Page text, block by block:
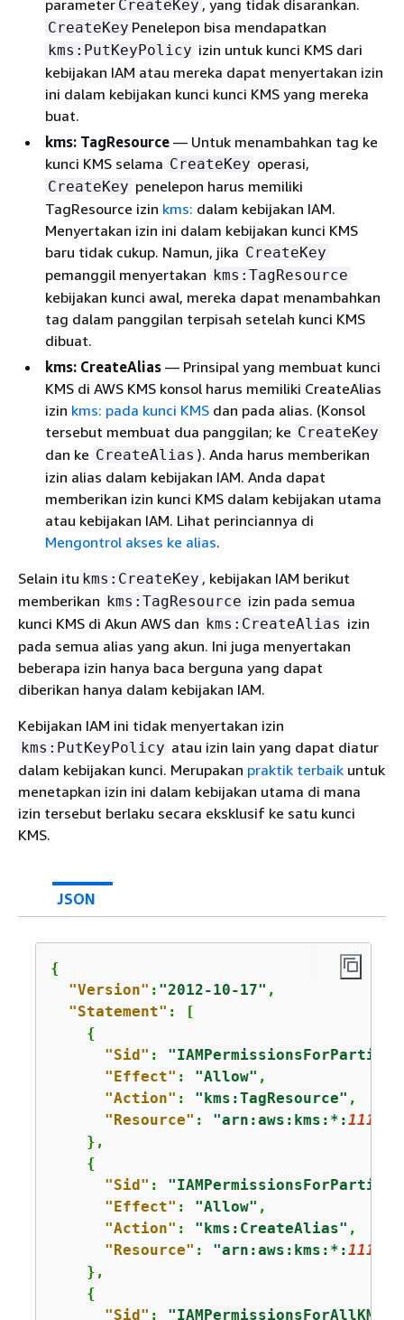
parameter CreateKey , yang tidak disarankan.
CreateKey Penelepon bisa mendapatkan
kms:PutKeyPolicy izin untuk kunci KMS dari
kebijakan IAM atau mereka dapat menyertakan izin
ini dalam kebijakan kunci kunci KMS yang mereka
buat.
kms: TagResource — Untuk menambahkan tag ke
kunci KMS selama CreateKey operasi,
CreateKey penelepon harus memiliki
TagResource izin kms: dalam kebijakan IAM.
Menyertakan izin ini dalam kebijakan kunci KMS
baru tidak cukup. Namun, jika CreateKey
pemanggil menyertakan kms:TagResource
kebijakan kunci awal, mereka dapat menambahkan
tag dalam panggilan terpisah setelah kunci KMS
dibuat.
kms: CreateAlias — Prinsipal yang membuat kunci
KMS di AWS KMS konsol harus memiliki CreateAlias
izin kms: pada kunci KMS dan pada alias. (Konsol
tersebut membuat dua panggilan; ke CreateKey
dan ke CreateAlias ). Anda harus memberikan
izin alias dalam kebijakan IAM. Anda dapat
memberikan izin kunci KMS dalam kebijakan utama
atau kebijakan IAM. Lihat perinciannya di
Mengontrol akses ke alias.
Selain itu kms:CreateKey , kebijakan IAM berikut
memberikan kms:TagResource izin pada semua
kunci KMS di Akun AWS dan kms:CreateAlias izin
pada semua alias yang akun. Ini juga menyertakan
beberapa izin hanya baca berguna yang dapat
diberikan hanya dalam kebijakan IAM.
Kebijakan IAM ini tidak menyertakan izin
kms:PutKeyPolicy atau izin lain yang dapat diatur
dalam kebijakan kunci. Merupakan praktik terbaik untuk
menetapkan izin ini dalam kebijakan utama di mana
izin tersebut berlaku secara eksklusif ke satu kunci
KMS.
JSON
{
"Version" : "2012-10-17" ,
"Statement" : [
{
"Sid" :
"Effect" : "Allow" ,
"Action" : "kms:TagResource" ,
"Resource" : "arn:aws:kms:*:
    },
{
"Sid" :
"Effect" : "Allow" ,
"Action" : "kms:CreateAlias" ,
"Resource" : "arn:aws:kms:*:
    },
{
"Sid" :